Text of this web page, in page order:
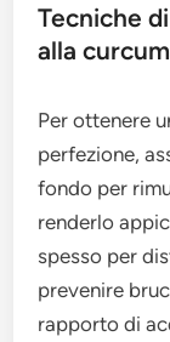
Tecniche
alla
Per ottenere
perfezione,
fondo per
renderlo
spesso per
prevenire
rapporto di